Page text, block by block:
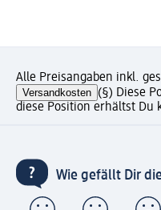
Alle Preisangaben inkl.
Versandkosten (§) Diese
diese Position erhältst Du
Wie gefällt Dir